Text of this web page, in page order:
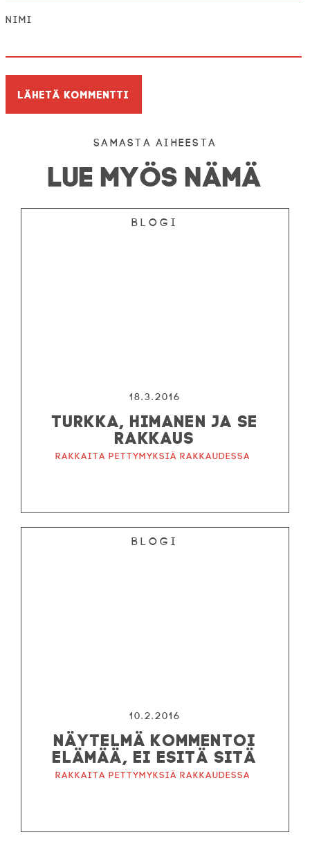
Nimi
Samasta aiheesta
LUE MYÖS NÄMÄ
Blogi
18.3.2016
TURKKA, HIMANEN JA SE
RAKKAUS
Rakkaita pettymyksiä rakkaudessa
Blogi
10.2.2016
NÄYTELMÄ KOMMENTOI
ELÄMÄÄ, EI ESITÄ SITÄ
Rakkaita pettymyksiä rakkaudessa